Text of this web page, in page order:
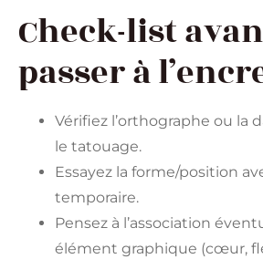
Check-list
passer à
Vérifiez l’orthographe ou la
le tatouage.
Essayez la forme/position
temporaire.
Pensez à l’association
élément graphique (cœur,